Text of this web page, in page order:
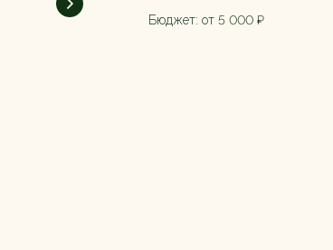
Бюджет: от 5 000 ₽